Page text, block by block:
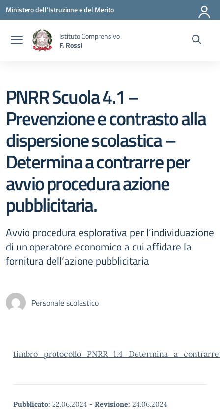
Vai ai contenuti
Vai al menu di navigazione
Vai al footer
Ministero dell'Istruzione e del Merito
Istituto Comprensivo
F. Rossi
PNRR Scuola 4.1 –
Prevenzione e contrasto alla
dispersione scolastica –
Determina a contrarre per
avvio procedura azione
pubblicitaria.
Avvio procedura esplorativa per l’individuazione
di un operatore economico a cui affidare la
fornitura dell’azione pubblicitaria
Personale scolastico
Pubblicato: 22.06.2024 - Revisione: 24.06.2024